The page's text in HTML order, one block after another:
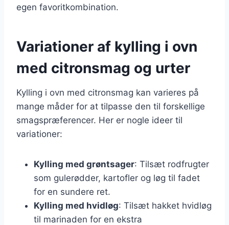
egen favoritkombination.
Variationer af kylling i ovn
med citronsmag og urter
Kylling i ovn med citronsmag kan varieres på
mange måder for at tilpasse den til forskellige
smagspræferencer. Her er nogle ideer til
variationer:
Kylling med grøntsager: Tilsæt rodfrugter
som gulerødder, kartofler og løg til fadet
for en sundere ret.
Kylling med hvidløg: Tilsæt hakket hvidløg
til marinaden for en ekstra